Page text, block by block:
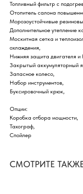
Топливный фильтр с
Отопитель салона
Морозоустойчивые
Дополнительное утепление
Москитная сетка и
охлаждения,
Нижняя защита двигателя
Закрытый аккумуляторный
Запасное колесо,
Набор инструментов,
Буксировочный крюк,
Опции:
Коробка отбора мощности,
Тахограф,
Спойлер
СМОТРИТЕ